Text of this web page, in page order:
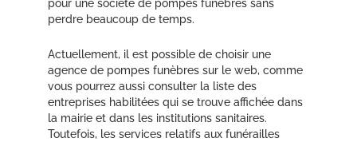
pour une société de pompes funèbres sans
perdre beaucoup de temps.
Actuellement, il est possible de choisir une
agence de pompes funèbres sur le web, comme
vous pourrez aussi consulter la liste des
entreprises habilitées qui se trouve affichée dans
la mairie et dans les institutions sanitaires.
Toutefois, les services relatifs aux funérailles